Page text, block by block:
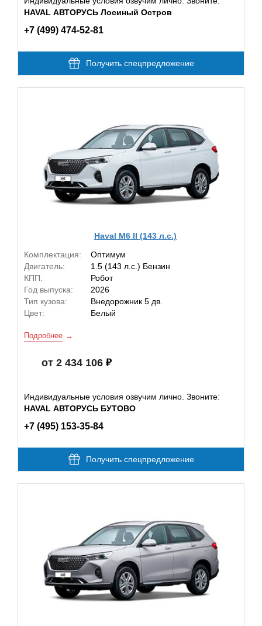
HAVAL АВТОРУСЬ Лосиный Остров
+7 (499) 474-52-81
Получить спецпредложение
Haval M6 II (143 л.с.)
Комплектация:
Оптимум
Двигатель:
1.5 (143 л.с.) Бензин
КПП:
Робот
Год выпуска:
2026
Тип кузова:
Внедорожник 5 дв.
Цвет:
Белый
Подробнее
от 2 434 106
Индивидуальные условия озвучим лично. Звоните:
HAVAL АВТОРУСЬ БУТОВО
+7 (495) 153-35-84
Получить спецпредложение